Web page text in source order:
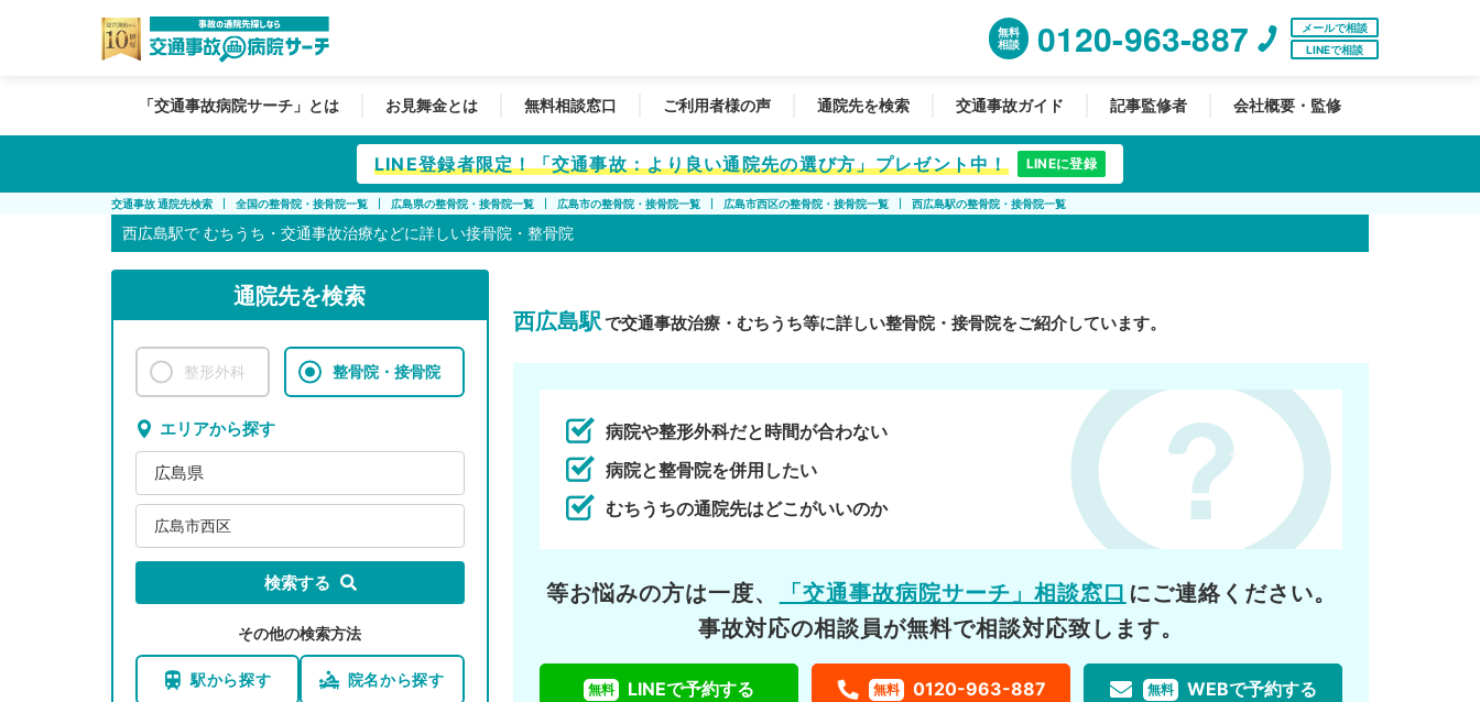
無料
相談
0120-963-887
メールで相談
LINEで相談
「交通事故病院サーチ」とは お見舞金とは 無料相談窓口 ご利用者様の声 通院先を検索 交通事故ガイド 記事監修者 会社概要・監修
LINE登録者限定！「交通事故：より良い通院先の選び方」プレゼント中！ LINEに登録
交通事故 通院先検索 全国の整骨院・接骨院一覧 広島県の整骨院・接骨院一覧 広島市の整骨院・接骨院一覧 広島市西区の整骨院・接骨院一覧 西広島駅の整骨院・接骨院一覧
西広島駅で むちうち・交通事故治療などに詳しい接骨院・整骨院
通院先を検索
整形外科 整骨院・接骨院
エリアから探す
広島県
広島市西区
検索する
その他の検索方法
駅から探す 院名から探す
西広島駅で交通事故治療・むちうち等に詳しい整骨院・接骨院をご紹介しています。
病院や整形外科だと時間が合わない
病院と整骨院を併用したい
むちうちの通院先はどこがいいのか
等お悩みの方は一度、 「交通事故病院サーチ」相談窓口 にご連絡ください。
事故対応の相談員が無料で相談対応致します。
無料 LINEで予約する 無料 0120-963-887 無料 WEBで予約する